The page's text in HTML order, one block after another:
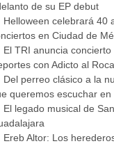
de su EP debut
Helloween celebrará 40
en Ciudad de
El TRI anuncia
con Adicto al
Del perreo clásico a la
queremos escuchar en
El legado musical de
Ereb Altor: Los